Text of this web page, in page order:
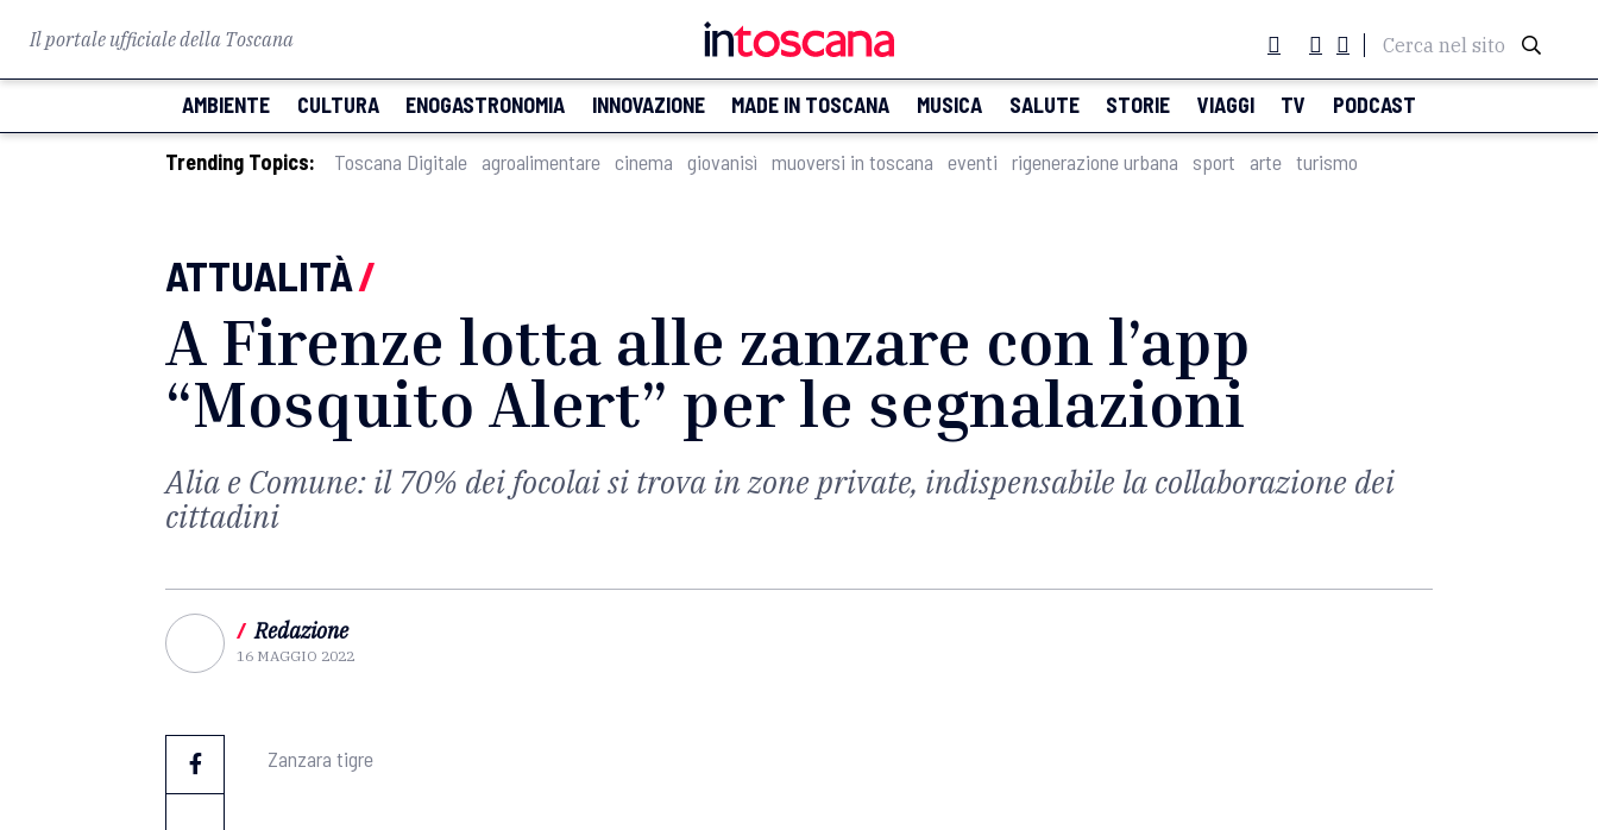
Il portale ufficiale della Toscana Cerca nel sito
AMBIENTE CULTURA ENOGASTRONOMIA INNOVAZIONE MADE IN TOSCANA MUSICA SALUTE STORIE VIAGGI TV PODCAST
Trending Topics: Toscana Digitale agroalimentare cinema giovanisì muoversi in toscana eventi rigenerazione urbana sport arte turismo
ATTUALITÀ/
A Firenze lotta alle zanzare con l’app
“Mosquito Alert” per le segnalazioni
Alia e Comune: il 70% dei focolai si trova in zone private, indispensabile la collaborazione dei
cittadini
/ Redazione
16 MAGGIO 2022
Zanzara tigre